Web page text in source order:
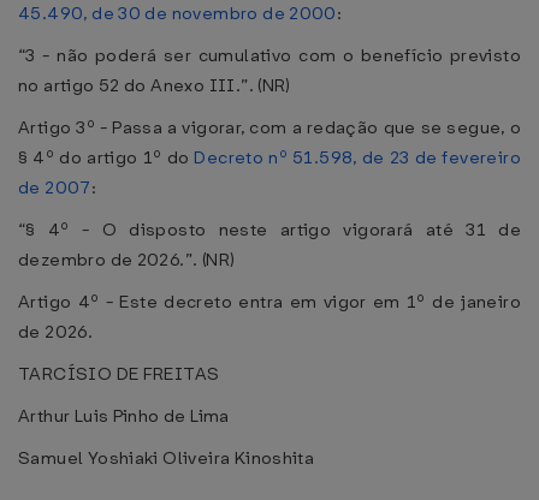
45.490, de 30 de novembro de 2000:
“3 - não poderá ser cumulativo com o benefício previsto
no artigo 52 do Anexo III.”. (NR)
Artigo 3º - Passa a vigorar, com a redação que se segue, o
§ 4º do artigo 1º do Decreto nº 51.598, de 23 de fevereiro
de 2007:
“§ 4º - O disposto neste artigo vigorará até 31 de
dezembro de 2026.”. (NR)
Artigo 4º - Este decreto entra em vigor em 1º de janeiro
de 2026.
TARCÍSIO DE FREITAS
Arthur Luis Pinho de Lima
Samuel Yoshiaki Oliveira Kinoshita